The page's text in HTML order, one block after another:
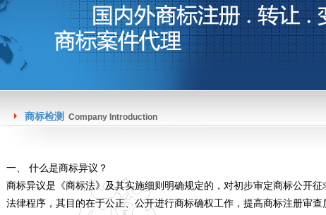
商标检测 Company Introduction
一、 什么是商标异议？
商标异议是《商标法》及其实施细则明确规定的，对初步审定商标公开征
法律程序，其目的在于公正、公开进行商标确权工作，提高商标注册审查